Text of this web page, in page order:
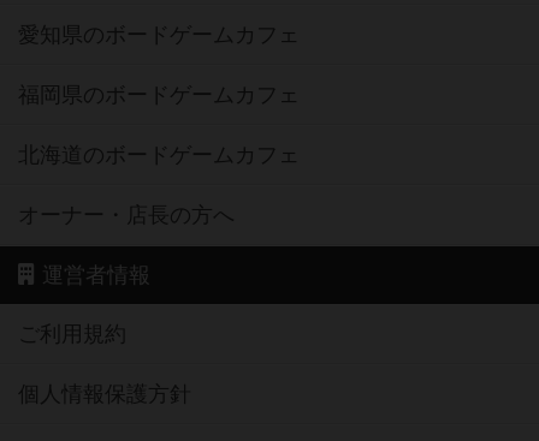
愛知県のボードゲームカフェ
福岡県のボードゲームカフェ
北海道のボードゲームカフェ
オーナー・店長の方へ
運営者情報
ご利用規約
個人情報保護方針